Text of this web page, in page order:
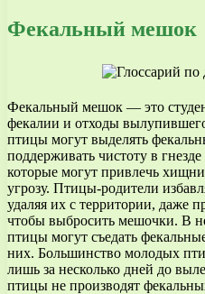
Фекальный мешок
Фекальный мешок — это
фекалии и отходы
птицы могут выделять
поддерживать чистоту в
которые могут привлечь
угрозу. Птицы-родители
удаляя их с территории, даже
чтобы выбросить мешочки. В
птицы могут съедать
них. Большинство молодых
лишь за несколько дней до
птицы не производят